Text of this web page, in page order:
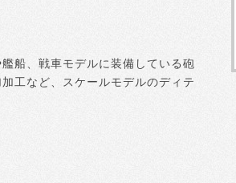
船、戦車モデルに装備している砲
工など、スケールモデルのディテ